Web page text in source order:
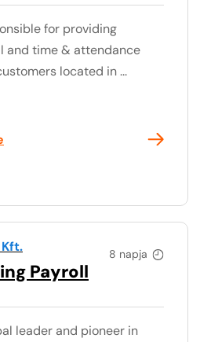
for providing
and time & attendance
located in ...
8 napja
Payroll
leader and pioneer in